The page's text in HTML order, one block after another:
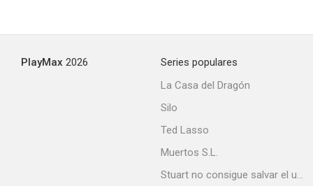
PlayMax 2026
Series populares
La Casa del Dragón
Silo
Ted Lasso
Muertos S.L.
Stuart no consigue salvar el universo